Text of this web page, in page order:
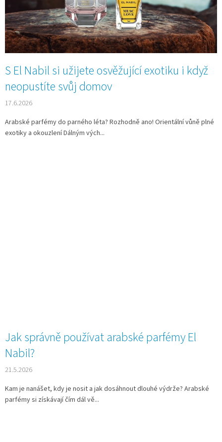
k
ů
S El Nabil si užijete osvěžující exotiku i když
neopustíte svůj domov
17.6.2026
Arabské parfémy do parného léta? Rozhodně ano! Orientální vůně plné
exotiky a okouzlení Dálným vých...
Jak správně používat arabské parfémy El
Nabil?
21.5.2026
Kam je nanášet, kdy je nosit a jak dosáhnout dlouhé výdrže? Arabské
parfémy si získávají čím dál vě...